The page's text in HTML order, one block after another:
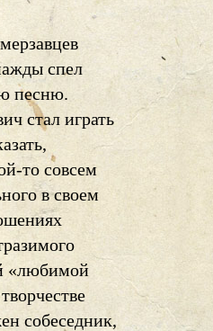
спел
песню.
стал играть
то совсем
в своем
«любимой
собеседник,